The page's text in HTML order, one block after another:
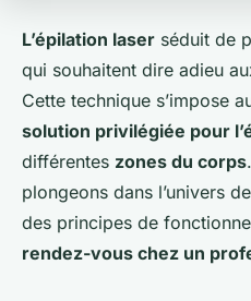
L’épilation laser séduit de
qui souhaitent dire adieu
Cette technique s’impose
solution privilégiée pour
différentes zones du corps
plongeons dans l’univers
des principes de
rendez-vous chez un